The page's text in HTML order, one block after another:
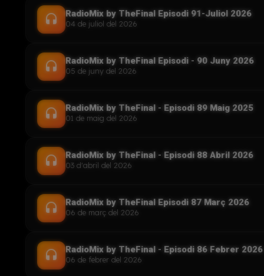
headset RadioMix by TheFinal Episodi 91-Juliol 2026
04 de juliol del 2026
headset RadioMix by TheFinal Episodi - 90 Juny 2026
05 de juny del 2026
headset RadioMix by TheFinal - Episodi 89 Maig 2025
01 de maig del 2026
headset RadioMix by TheFinal - Episodi 88 Abril 2026
03 d'abril del 2026
headset RadioMix by TheFinal Episodi 87 Març 2026
06 de març del 2026
headset RadioMix by TheFinal - Episodi 86 Febrer 2026
06 de febrer del 2026